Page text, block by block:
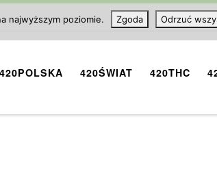
420POLSKA 420ŚWIAT 420THC
najwyższym poziomie. Zgoda Odrzuć